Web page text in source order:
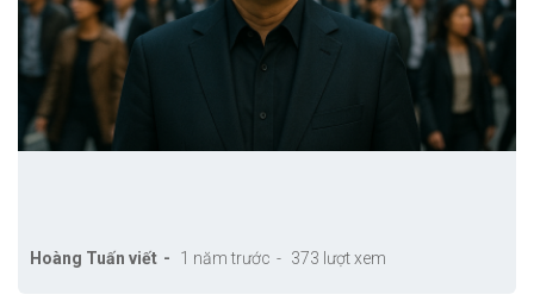
Hoàng Tuấn viết 1 năm trước 373 lượt xem